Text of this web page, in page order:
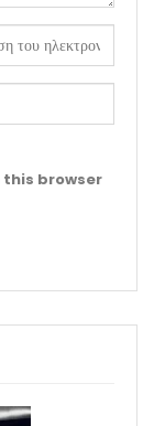
this browser